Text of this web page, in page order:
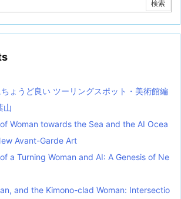
ょうど良い ツーリングスポット・美術館編
山
Woman towards the Sea and the AI Ocea
Avant-Garde Art
a Turning Woman and AI: A Genesis of Ne
and the Kimono-clad Woman: Intersectio